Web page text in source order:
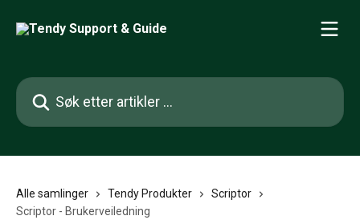
Søk etter artikler ...
Alle samlinger Tendy Produkter
Scriptor
Scriptor - Brukerveiledning